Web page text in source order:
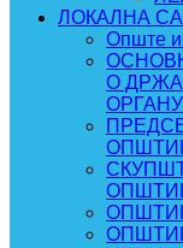
ЛОКАЛНА
Опште
О
ОРГАНУ